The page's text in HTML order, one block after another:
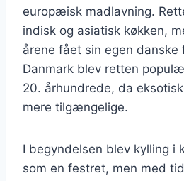
europæisk madlavning.
indisk og asiatisk køkken,
årene fået sin egen danske
Danmark blev retten
20. århundrede, da
mere tilgængelige.
I begyndelsen blev kylling i
som en festret, men med